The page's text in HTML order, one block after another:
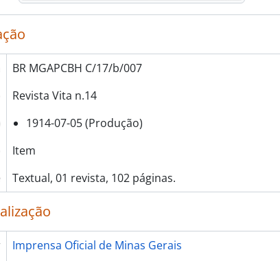
BR MGAPCBH C/17/b/007
Revista Vita n.14
1914-07-05 (Produção)
Item
Textual, 01 revista, 102 páginas.
Imprensa Oficial de Minas Gerais